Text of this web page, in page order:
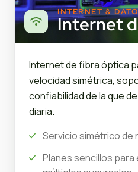
INTERNET &
Internet
Internet de fibra óptica
velocidad simétrica,
confiabilidad de la que
diaria.
Servicio simétrico de
Planes sencillos para